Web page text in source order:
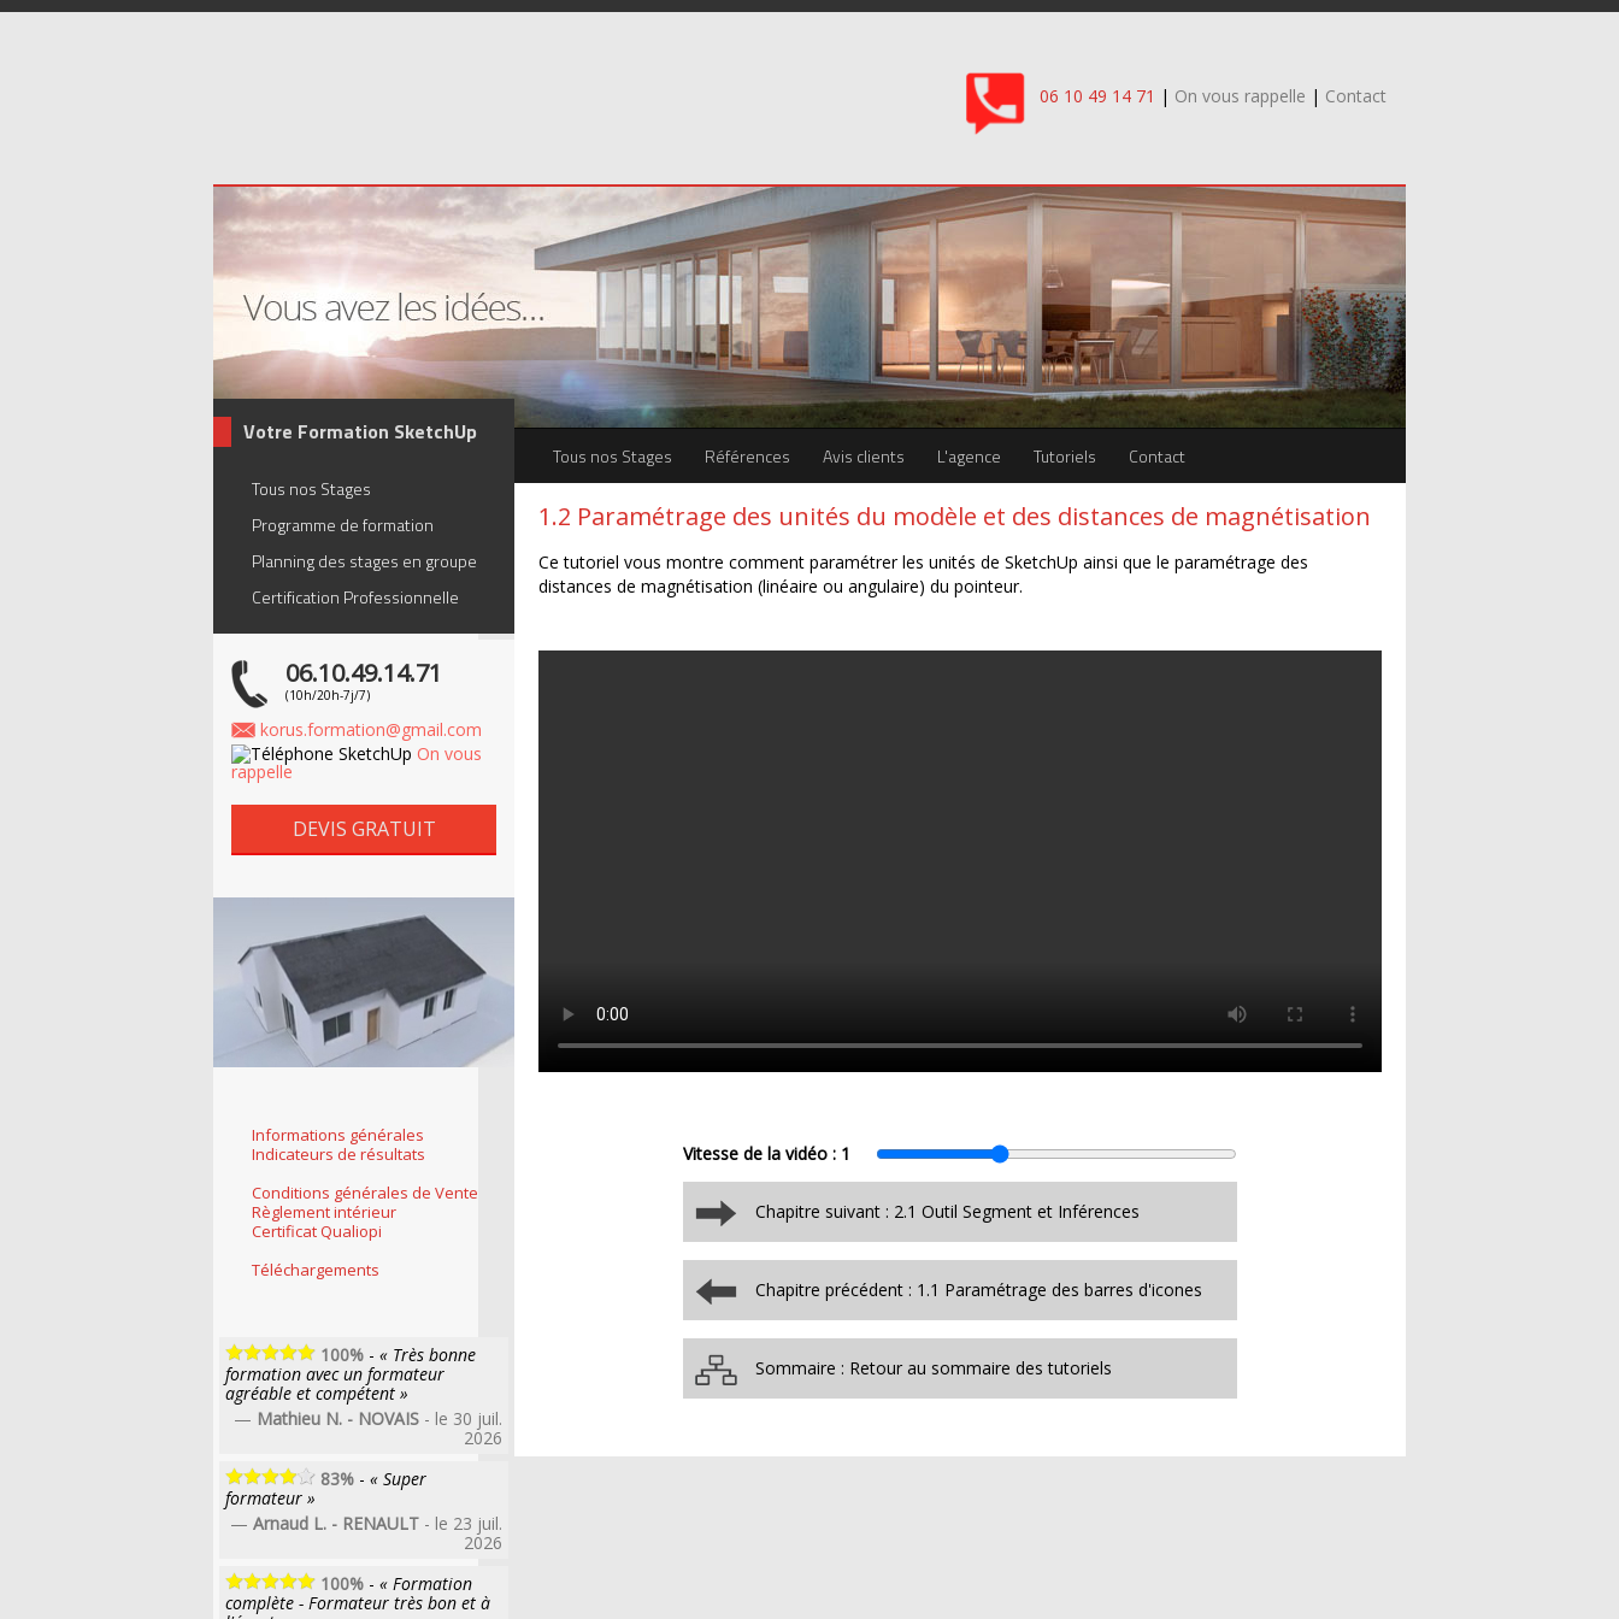
06 10 49 14 71 | On vous rappelle | Contact
Tous nos Stages Références Avis clients L'agence Tutoriels Contact
Votre Formation SketchUp
Tous nos Stages
Programme de formation
Planning des stages en groupe
Certification Professionnelle
06.10.49.14.71
(10h/20h-7j/7)
korus.formation@gmail.com
On vous
rappelle
DEVIS GRATUIT
Informations générales
Indicateurs de résultats
Conditions générales de Vente
Règlement intérieur
Certificat Qualiopi
Téléchargements
100% - « Très bonne
formation avec un formateur
agréable et compétent »
— Mathieu N. - NOVAIS - le 30 juil.
2026
83% - « Super
formateur »
— Arnaud L. - RENAULT - le 23 juil.
2026
100% - « Formation
complète - Formateur très bon et à
1.2 Paramétrage des unités du modèle et des distances de magnétisation
Ce tutoriel vous montre comment paramétrer les unités de SketchUp ainsi que le paramétrage des
distances de magnétisation (linéaire ou angulaire) du pointeur.
Vitesse de la vidéo : 1
Chapitre suivant : 2.1 Outil Segment et Inférences
Chapitre précédent : 1.1 Paramétrage des barres d'icones
Sommaire : Retour au sommaire des tutoriels